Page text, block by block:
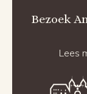
Bezoek
Lees